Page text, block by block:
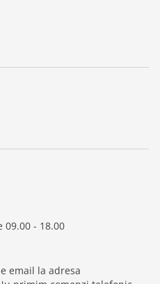
- 18.00
email la adresa